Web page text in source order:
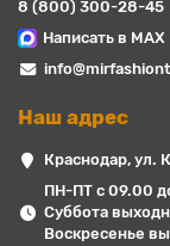
8 (800) 300-28-45
Написать в MAX
Наш адрес
Краснодар, ул.
ПН-ПТ с 09.00
Суббота
Воскресенье